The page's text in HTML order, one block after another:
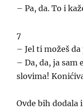
– Pa, da. To i
7
– Jel ti možeš
– Da, da, ja sam
slovima!
Ovde bih dodala